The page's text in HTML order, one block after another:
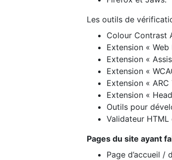
Les outils de
Colour Contrast
Extension «
Extension «
Extension «
Extension «
Extension «
Outils pour
Validateur HTML
Pages du site ayant
Page d’accueil /